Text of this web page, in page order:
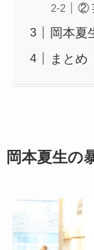
②
岡本夏
まとめ
岡本夏生の